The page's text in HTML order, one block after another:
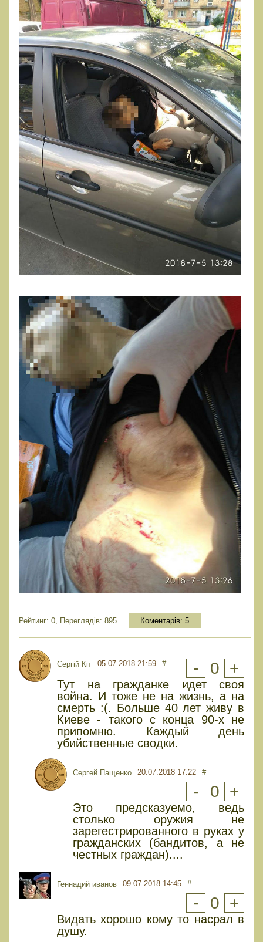
Рейтинг: 0, Переглядів: 895 Коментарів: 5
Сергій Кіт 05.07.2018 21:59 # - 0 +
Тут на гражданке идет своя
война. И тоже не на жизнь, а на
смерть :(. Больше 40 лет живу в
Киеве - такого с конца 90-х не
припомню. Каждый день
убийственные сводки.
Сергей Пащенко 20.07.2018 17:22 #
- 0 +
Это предсказуемо, ведь
столько оружия не
зарегестрированного в руках у
гражданских (бандитов, а не
честных граждан)....
Геннадий иванов 09.07.2018 14:45 #
- 0 +
Видать хорошо кому то насрал в
душу.